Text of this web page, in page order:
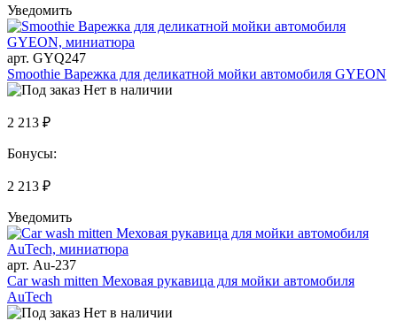
Уведомить
арт. GYQ247
Smoothie Варежка для деликатной мойки автомобиля GYEON
Нет в наличии
2 213 ₽
Бонусы:
2 213 ₽
Уведомить
арт. Au-237
Car wash mitten Меховая рукавица для мойки автомобиля
AuTech
Нет в наличии